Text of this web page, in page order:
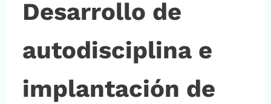
Desarrollo de
autodisciplina e
implantación de